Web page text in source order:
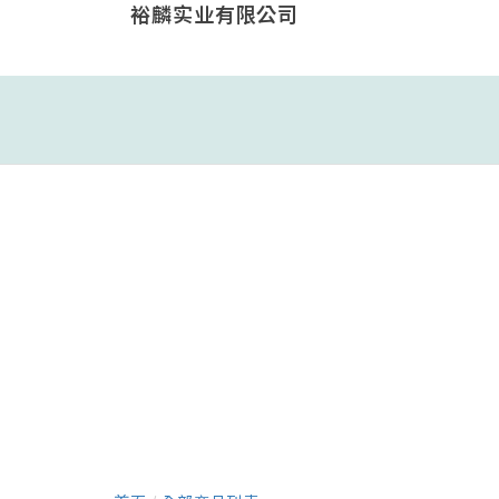
裕麟实业有限公司